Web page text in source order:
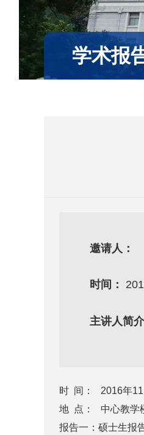
学术报
邀请人：
时间：
主讲人简介
时 间： 2016年11
地 点： 中心教学
报告一：硕士生报